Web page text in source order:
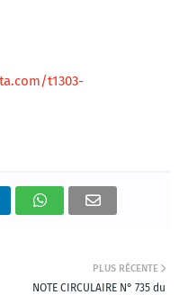
t1303-
PLUS RÉCENTE
NOTE CIRCULAIRE N° 735 du